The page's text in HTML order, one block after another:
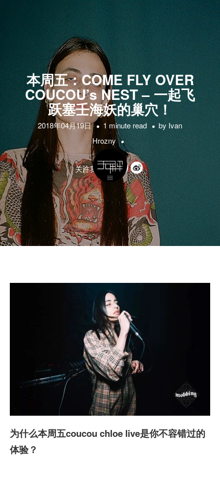
本周五：COME FLY OVER
COUCOU’s NEST – 一起飞
跃塞壬海妖的巢穴！
2018年04月19日 1 minute read by Ivan
Hrozny
关注我们的:
为什么本周五coucou chloe live是你不容错过的
体验？